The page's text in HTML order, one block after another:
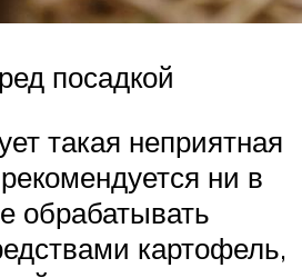
посадкой
такая неприятная
ни в
обрабатывать
картофель,